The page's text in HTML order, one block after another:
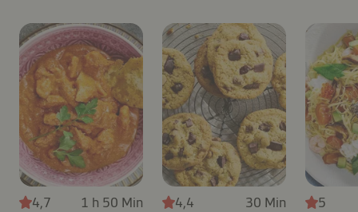
4,7 1 h 50 Min 4,4 30 Min 5